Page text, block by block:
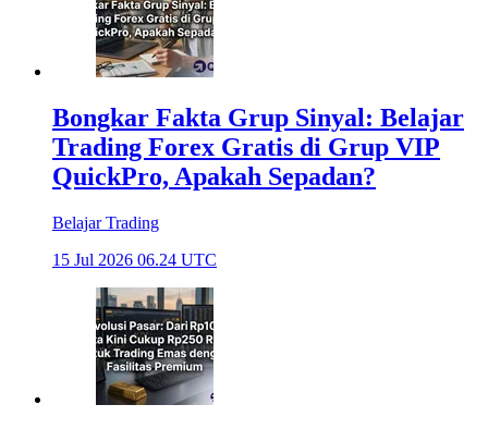
Bongkar Fakta Grup Sinyal: Belajar
Trading Forex Gratis di Grup VIP
QuickPro, Apakah Sepadan?
Belajar Trading
15 Jul 2026 06.24 UTC